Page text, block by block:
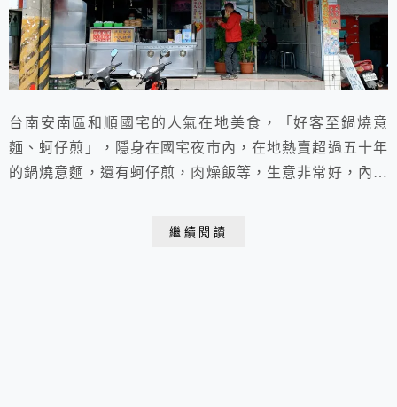
台南安南區和順國宅的人氣在地美食，「好客至鍋燒意
麵、蚵仔煎」，隱身在國宅夜市內，在地熱賣超過五十年
的鍋燒意麵，還有蚵仔煎，肉燥飯等，生意非常好，內用
繼續閱讀